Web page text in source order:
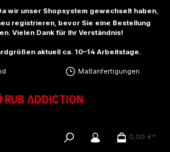
wir unser Shopsystem gewechselt haben,
registrieren, bevor Sie eine Bestellung
Vielen Dank für Ihr Verständnis!
aktuell ca. 10–14 Arbeitstage.
Maßanfertigungen
0,00 €*